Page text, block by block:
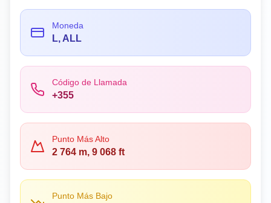
Moneda
L, ALL
Código de Llamada
+355
Punto Más Alto
2 764 m, 9 068 ft
Punto Más Bajo